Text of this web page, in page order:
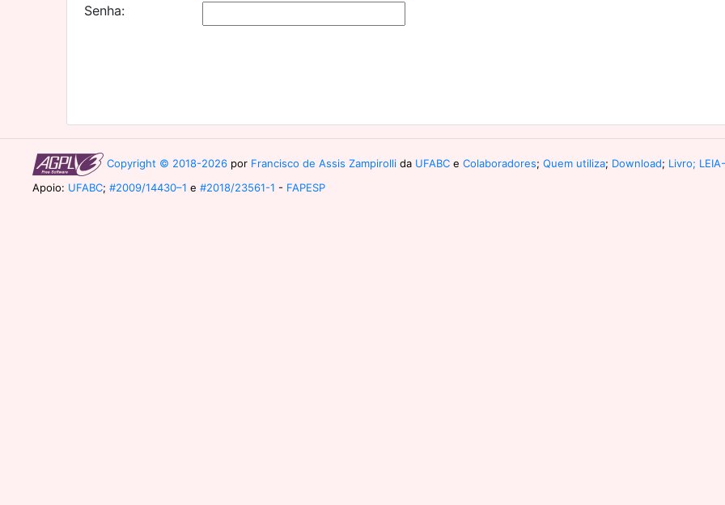
Senha:
Copyright © 2018-2026 por Francisco de Assis Zampirolli da UFABC e Colaboradores; Quem utiliza; Download; Livro;
Apoio: UFABC; #2009/14430–1 e #2018/23561-1 - FAPESP